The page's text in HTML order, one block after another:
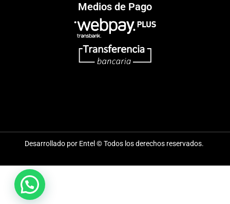
Medios de Pago
Desarrollado por Entel © Todos los derechos reservados.